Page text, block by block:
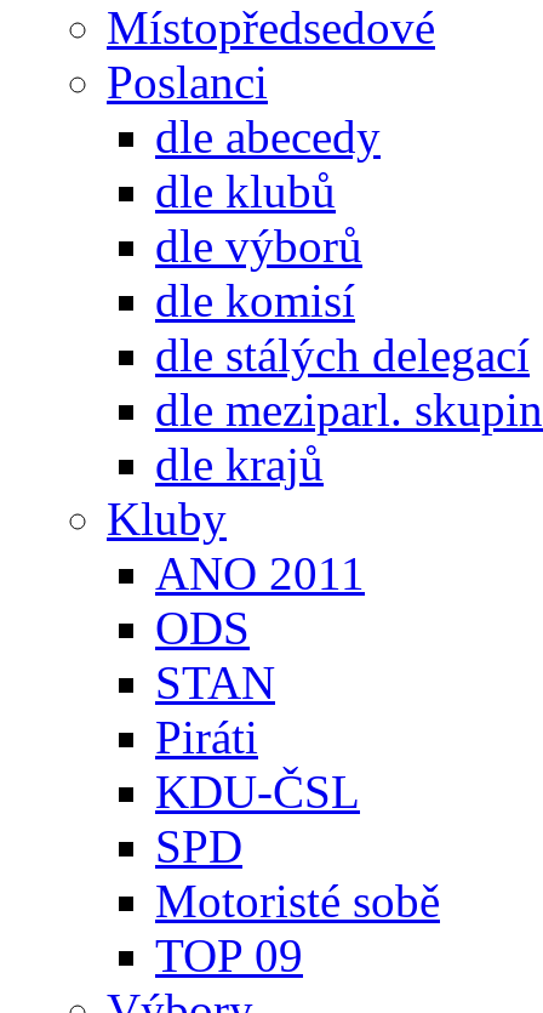
Místopředsedové
Poslanci
dle abecedy
dle klubů
dle výborů
dle komisí
dle stálých delegací
dle meziparl. skupin
dle krajů
Kluby
ANO 2011
ODS
STAN
Piráti
KDU-ČSL
SPD
Motoristé sobě
TOP 09